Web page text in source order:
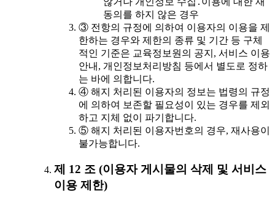
동의를 하지 않은 경우
③ 전항의 규정에 의하여 이용자의 이용을 제
한하는 경우와 제한의 종류 및 기간 등 구체
적인 기준은 교육정보원의 공지, 서비스 이용
안내, 개인정보처리방침 등에서 별도로 정하
는 바에 의합니다.
④ 해지 처리된 이용자의 정보는 법령의 규정
에 의하여 보존할 필요성이 있는 경우를 제외
하고 지체 없이 파기합니다.
⑤ 해지 처리된 이용자번호의 경우, 재사용이
불가능합니다.
제 12 조 (이용자 게시물의 삭제 및 서비스
이용 제한)